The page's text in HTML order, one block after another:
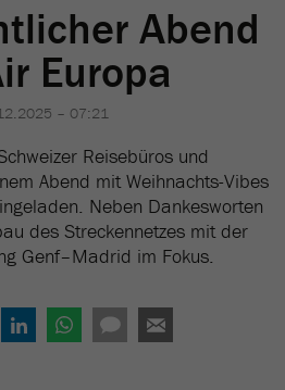
Abend
Europa
– 07:21
Reisebüros und
Abend mit Weihnachts-Vibes
Neben Dankesworten
des Streckennetzes mit der
Genf–Madrid im Fokus.